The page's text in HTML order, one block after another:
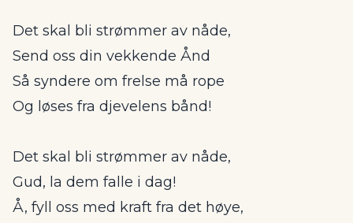
Det skal bli strømmer av nåde,
Send oss din vekkende Ånd
Så syndere om frelse må rope
Og løses fra djevelens bånd!
Det skal bli strømmer av nåde,
Gud, la dem falle i dag!
Å, fyll oss med kraft fra det høye,